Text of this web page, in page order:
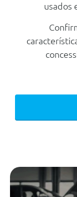
Parqueamento
Isa - Intelligent
Limitador De
Carplay
Slippery Road Alert
Kit Reparaçao De
usados